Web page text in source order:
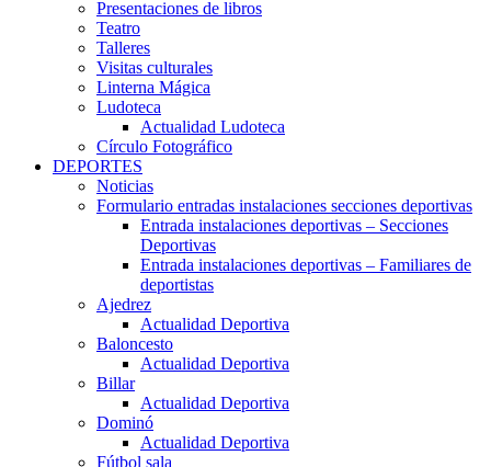
Presentaciones de libros
Teatro
Talleres
Visitas culturales
Linterna Mágica
Ludoteca
Actualidad Ludoteca
Círculo Fotográfico
DEPORTES
Noticias
Formulario entradas instalaciones secciones deportivas
Entrada instalaciones deportivas – Secciones
Deportivas
Entrada instalaciones deportivas – Familiares de
deportistas
Ajedrez
Actualidad Deportiva
Baloncesto
Actualidad Deportiva
Billar
Actualidad Deportiva
Dominó
Actualidad Deportiva
Fútbol sala